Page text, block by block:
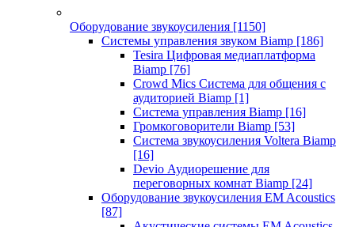
Оборудование звукоусиления [1150]
Системы управления звуком Biamp [186]
Tesira Цифровая медиаплатформа
Biamp [76]
Crowd Mics Система для общения с
аудиторией Biamp [1]
Система управления Biamp [16]
Громкоговорители Biamp [53]
Система звукоусиления Voltera Biamp
[16]
Devio Аудиорешение для
переговорных комнат Biamp [24]
Оборудование звукоусиления EM Acoustics
[87]